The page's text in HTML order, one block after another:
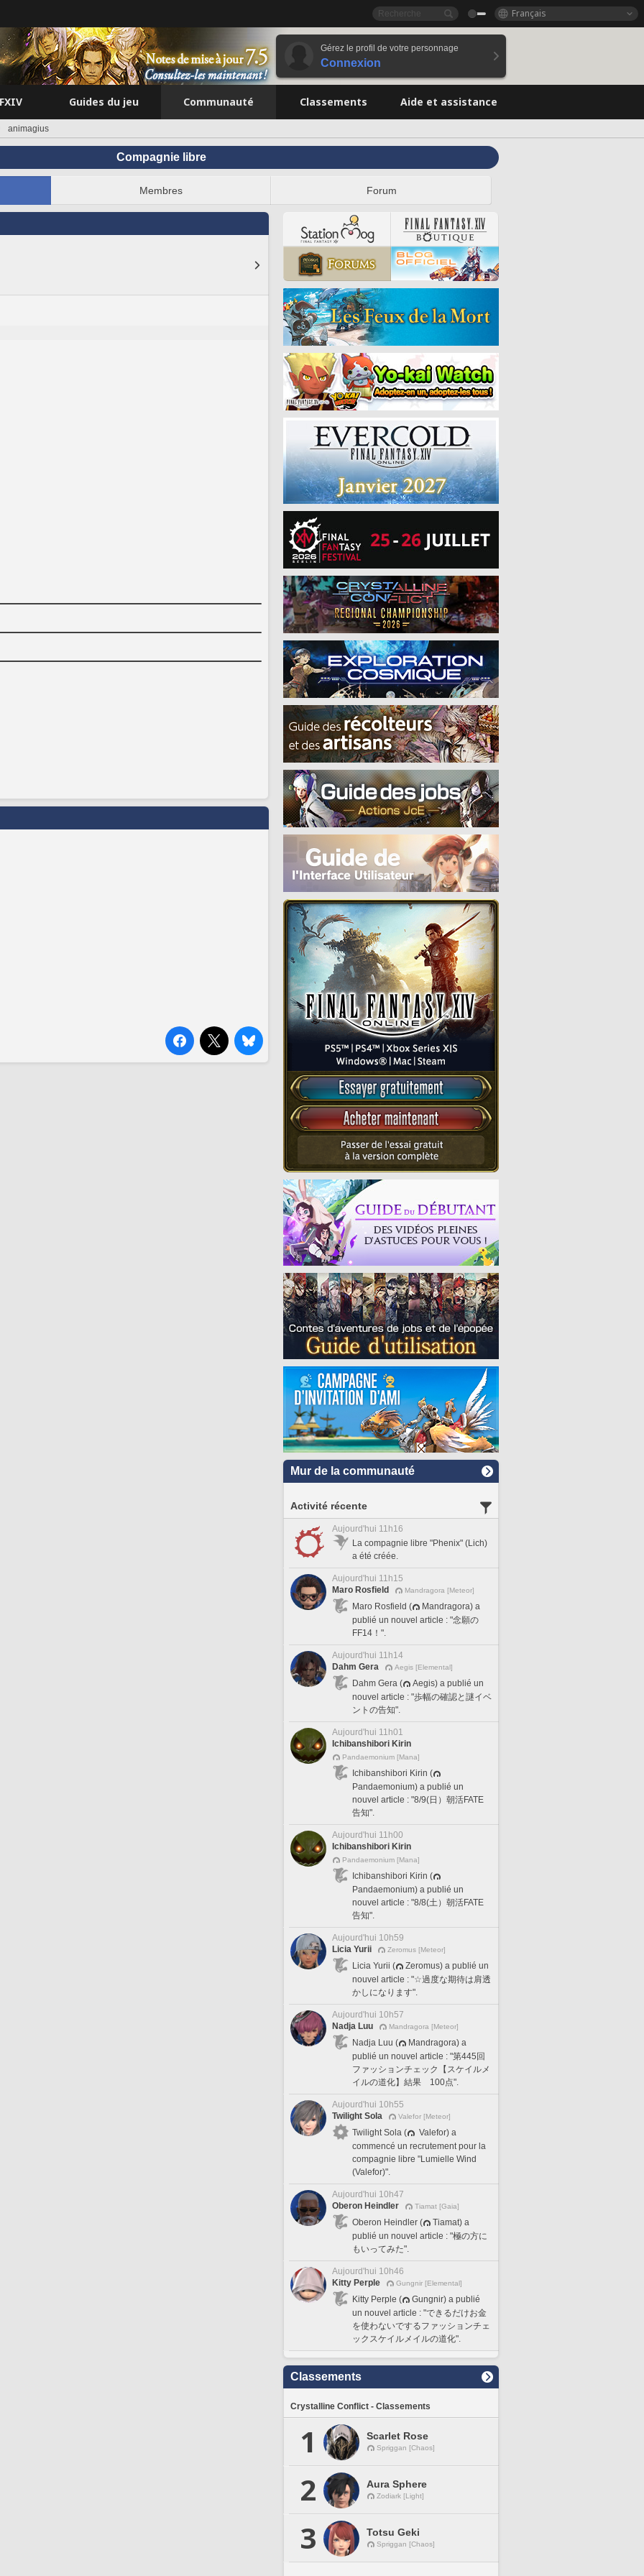
Français
Gérez le profil de votre personnage
Connexion
Guides du jeu Communauté Classements Aide et assistance
animagius
Compagnie libre
Membres Forum
Mur de la communauté
Activité récente
Aujourd'hui 11h16
La compagnie libre "Phenix" (Lich)
a été créée.
Aujourd'hui 11h15
Maro Rosfield
Mandragora [Meteor]
Maro Rosfield (
Mandragora) a
publié un nouvel article : "念願の
FF14！".
Aujourd'hui 11h14
Dahm Gera
Aegis [Elemental]
Dahm Gera (
Aegis) a publié un
nouvel article : "歩幅の確認と謎イベ
ントの告知".
Aujourd'hui 11h01
Ichibanshibori Kirin
Pandaemonium [Mana]
Ichibanshibori Kirin (
Pandaemonium) a publié un
nouvel article : "8/9(日）朝活FATE
告知".
Aujourd'hui 11h00
Ichibanshibori Kirin
Pandaemonium [Mana]
Ichibanshibori Kirin (
Pandaemonium) a publié un
nouvel article : "8/8(土）朝活FATE
告知".
Aujourd'hui 10h59
Licia Yurii
Zeromus [Meteor]
Licia Yurii (
Zeromus) a publié un
nouvel article : "☆過度な期待は肩透
かしになります".
Aujourd'hui 10h57
Nadja Luu
Mandragora [Meteor]
Nadja Luu (
Mandragora) a
publié un nouvel article : "第445回
ファッションチェック【スケイルメ
イルの道化】結果 100点".
Aujourd'hui 10h55
Twilight Sola
Valefor [Meteor]
Twilight Sola (
Valefor) a
commencé un recrutement pour la
compagnie libre "Lumielle Wind
(Valefor)".
Aujourd'hui 10h47
Oberon Heindler
Tiamat [Gaia]
Oberon Heindler (
Tiamat) a
publié un nouvel article : "極の方に
もいってみた".
Aujourd'hui 10h46
Kitty Perple
Gungnir [Elemental]
Kitty Perple (
Gungnir) a publié
un nouvel article : "できるだけお金
を使わないでするファッションチェ
ックスケイルメイルの道化".
Classements
Crystalline Conflict - Classements
1 Scarlet Rose
Spriggan [Chaos]
2 Aura Sphere
Zodiark [Light]
3 Totsu Geki
Spriggan [Chaos]